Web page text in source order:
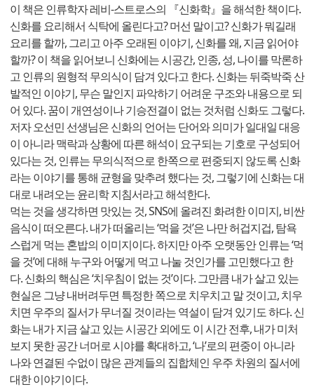
이 책은 인류학자 레비-스트로스의 『신화학』을 해석한 책이다.
신화를 요리해서 식탁에 올린다고? 머선 말이고? 신화가 뭐길래
요리를 할까, 그리고 아주 오래된 이야기, 신화를 왜, 지금 읽어야
할까? 이 책을 읽어보니 신화에는 시공간, 인종, 성, 나이를 막론하
고 인류의 원형적 무의식이 담겨 있다고 한다. 신화는 뒤죽박죽 산
발적인 이야기, 무슨 말인지 파악하기 어려운 구조와 내용으로 되
어 있다. 꿈이 개연성이나 기승전결이 없는 것처럼 신화도 그렇다.
저자 오선민 선생님은 신화의 언어는 단어와 의미가 일대일 대응
이 아니라 맥락과 상황에 따른 해석이 요구되는 기호로 구성되어
있다는 것, 인류는 무의식적으로 한쪽으로 편중되지 않도록 신화
라는 이야기를 통해 균형을 맞추려 했다는 것, 그렇기에 신화는 대
대로 내려오는 윤리학 지침서라고 해석한다.
먹는 것을 생각하면 맛있는 것, SNS에 올려진 화려한 이미지, 비싼
음식이 떠오른다. 내가 떠올리는 ‘먹을 것’은 나만 허겁지겁, 탐욕
스럽게 먹는 혼밥의 이미지이다. 하지만 아주 오랫동안 인류는 ‘먹
을 것’에 대해 누구와 어떻게 먹고 나눌 것인가를 고민했다고 한
다. 신화의 핵심은 ‘치우침이 없는 것’이다. 그만큼 내가 살고 있는
현실은 그냥 내버려두면 특정한 쪽으로 치우치고 말 것이고, 치우
치면 우주의 질서가 무너질 것이라는 역설이 담겨 있기도 하다. 신
화는 내가 지금 살고 있는 시공간 외에도 이 시간 전후, 내가 미처
보지 못한 공간 너머로 시야를 확대하고, ‘나’로의 편중이 아니라
나와 연결된 수없이 많은 관계들의 집합체인 우주 차원의 질서에
대한 이야기이다.